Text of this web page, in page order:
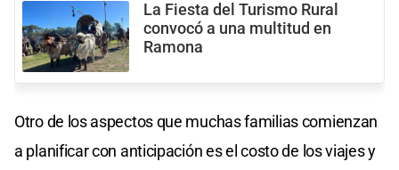
La Fiesta del Turismo Rural
convocó a una multitud en
Ramona
Otro de los aspectos que muchas familias comienzan
a planificar con anticipación es el costo de los viajes y